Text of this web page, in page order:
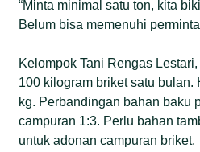
“Minta minimal satu ton, kita
Belum bisa memenuhi
Kelompok Tani Rengas
100 kilogram briket satu bulan.
kg. Perbandingan bahan baku
campuran 1:3. Perlu bahan
untuk adonan campuran briket.